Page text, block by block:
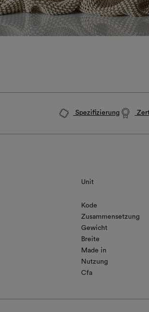
Spezifizierung
Unit
Kode
Zusammensetzung
Gewicht
Breite
Made in
Nutzung
Cfa